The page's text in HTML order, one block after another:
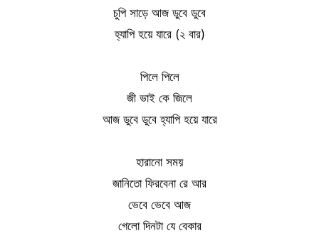
চুপি সাড়ে আজ ডুবে ডুবে
হ্যাপি হয়ে যারে (২ বার)
পিলে পিলে
জী ভাই কে জিলে
আজ ডুবে ডুবে হ্যাপি হয়ে যারে
হারানো সময়
জানিতো ফিরবেনা রে আর
ভেবে ভেবে আজ
গেলো দিনটা যে বেকার